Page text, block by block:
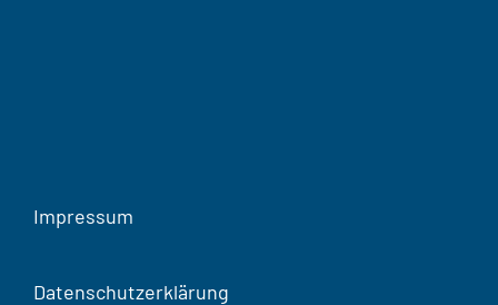
Impressum
Datenschutzerklärung